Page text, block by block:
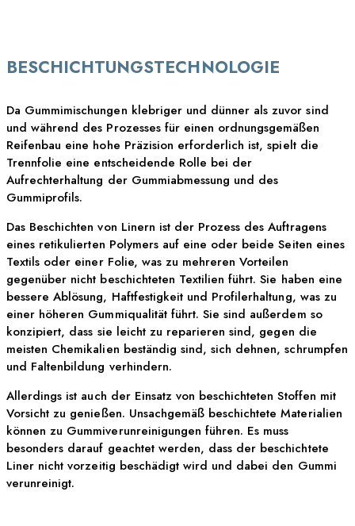
BESCHICHTUNGSTECHNOLOGIE
Da Gummimischungen klebriger und dünner als zuvor sind
und während des Prozesses für einen ordnungsgemäßen
Reifenbau eine hohe Präzision erforderlich ist, spielt die
Trennfolie eine entscheidende Rolle bei der
Aufrechterhaltung der Gummiabmessung und des
Gummiprofils.
Das Beschichten von Linern ist der Prozess des Auftragens
eines retikulierten Polymers auf eine oder beide Seiten eines
Textils oder einer Folie, was zu mehreren Vorteilen
gegenüber nicht beschichteten Textilien führt. Sie haben eine
bessere Ablösung, Haftfestigkeit und Profilerhaltung, was zu
einer höheren Gummiqualität führt. Sie sind außerdem so
konzipiert, dass sie leicht zu reparieren sind, gegen die
meisten Chemikalien beständig sind, sich dehnen, schrumpfen
und Faltenbildung verhindern.
Allerdings ist auch der Einsatz von beschichteten Stoffen mit
Vorsicht zu genießen. Unsachgemäß beschichtete Materialien
können zu Gummiverunreinigungen führen. Es muss
besonders darauf geachtet werden, dass der beschichtete
Liner nicht vorzeitig beschädigt wird und dabei den Gummi
verunreinigt.